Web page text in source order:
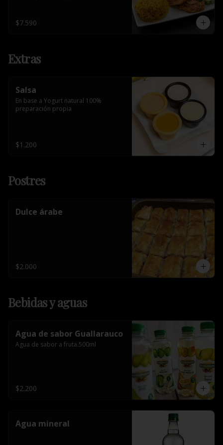
$7.590
Extras
Salsa
En base a Yogurt natural 100%
preparación propia
$1.200
Postres
Dulce árabe
$2.000
Bebidas y aguas
Agua de sabor Guallarauco
Agua de sabor a fruta.500ml
$2.200
Agua mineral